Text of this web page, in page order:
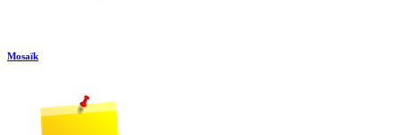
Mosaïk